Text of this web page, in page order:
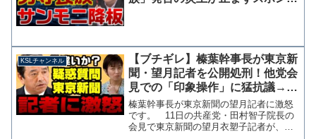
KSLチャンネル
【ブチギレ】榛葉幹事長が東京新
聞・望月記者を公開処刑！他党会
見での「印象操作」に猛抗議→玉
木擁護も勘違い？【KSLチャンネ
ル】
榛葉幹事長が東京新聞の望月記者に激怒
です。 11日の共産党・田村智子院長の
会見で東京新聞の望月衣塑子記者が、高